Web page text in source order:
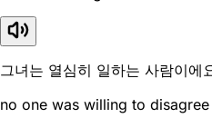
그녀는 열심히 일하는 사람이에
no one was willing to